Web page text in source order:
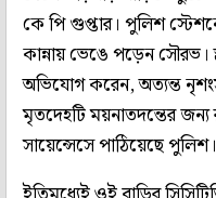
কে পি গুপ্তার। পুলিশ
কান্নায় ভেঙে পড়েন সৌরভ।
অভিযোগ করেন, অত্যন্ত
মৃতদেহটি ময়নাতদন্তের জন্য
সায়েন্সেসে পাঠিয়েছে পুলিশ।